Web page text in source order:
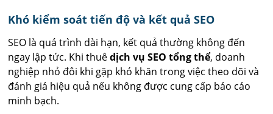
Khó kiểm soát tiến độ và kết quả SEO
SEO là quá trình dài hạn, kết quả thường không đến
ngay lập tức. Khi thuêdịch vụ SEO tổng thể, doanh
nghiệp nhỏ đôi khi gặp khó khăn trong việc theo dõi và
đánh giá hiệu quả nếu không được cung cấp báo cáo
minh bạch.